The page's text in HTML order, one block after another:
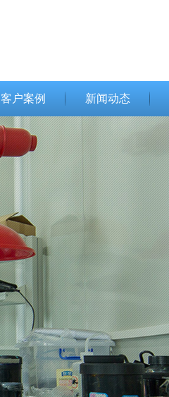
客户案例 新闻动态